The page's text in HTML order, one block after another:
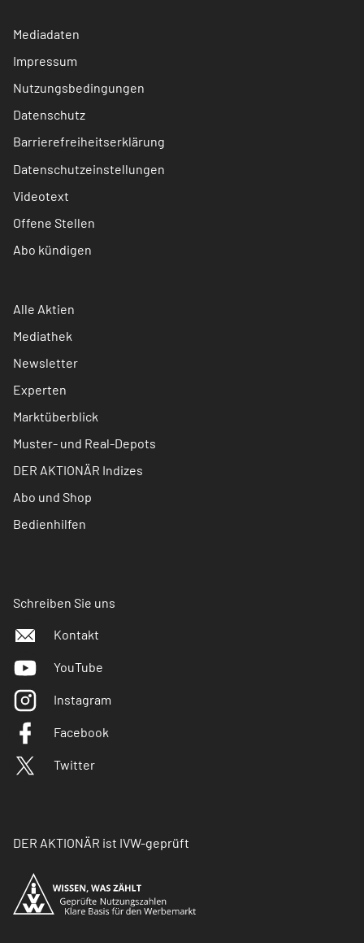
Mediadaten
Impressum
Nutzungsbedingungen
Datenschutz
Barrierefreiheitserklärung
Datenschutzeinstellungen
Videotext
Offene Stellen
Abo kündigen
Alle Aktien
Mediathek
Newsletter
Experten
Marktüberblick
Muster- und Real-Depots
DER AKTIONÄR Indizes
Abo und Shop
Bedienhilfen
Schreiben Sie uns
Kontakt
YouTube
Instagram
Facebook
Twitter
DER AKTIONÄR ist IVW-geprüft